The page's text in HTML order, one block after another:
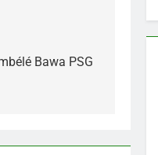
Bawa PSG